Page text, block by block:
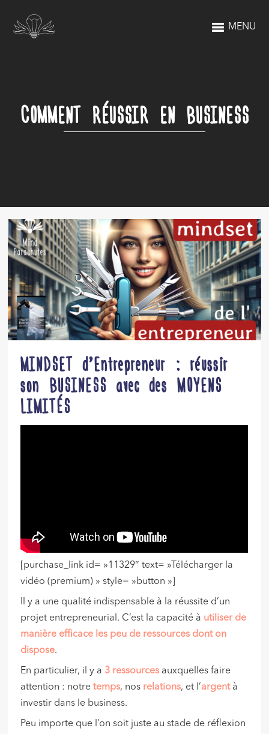
MENU
COMMENT RÉUSSIR EN BUSINESS
MINDSET d’Entrepreneur : réussir
son BUSINESS avec des MOYENS
LIMITÉS
[purchase_link id= »11329″ text= »Télécharger la
vidéo (premium) » style= »button »]
Il y a une qualité indispensable à la réussite d’un
projet entrepreneurial. C’est la capacité à utiliser de
manière efficace les peu de ressources dont on
dispose.
En particulier, il y a 3 ressources auxquelles faire
attention : notretemps, nos relations, et l’argentà
investir dans le business.
Peu importe que l’on soit juste au stade de réflexion